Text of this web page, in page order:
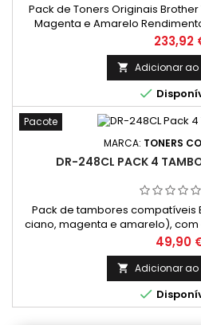
Pack de Toners Originais
Magenta e Amarelo
cada
Preço
233,92
 Adicionar

Pacote
MARCA: TONERS
DR-248CL PACK 4
Pack de tambores compatíveis
ciano, magenta e amarelo),
para impressões profissionais.
Páginas* / cada *Rendimento
com base na norma ISO/IEC
rendimento real varia
conteúdo das
Preço
49,90
 Adicionar
